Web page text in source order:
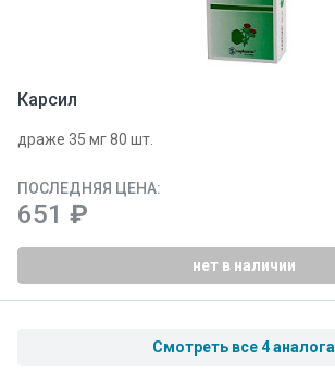
Карсил
драже 35 мг 80 шт.
ПОСЛЕДНЯЯ ЦЕНА:
651 ₽
нет в наличии
Смотреть все 4 аналога